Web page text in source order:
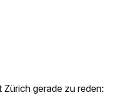
Zürich gerade zu reden: